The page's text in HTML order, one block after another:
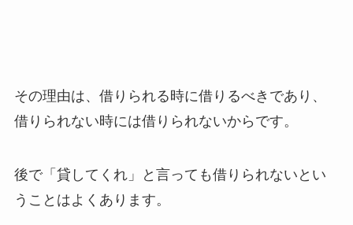
その理由は、借りられる時に借りるべきであり、
借りられない時には借りられないからです。
後で「貸してくれ」と言っても借りられないとい
うことはよくあります。